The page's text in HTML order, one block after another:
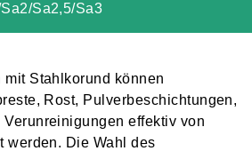
Sa2,5/Sa3
mit Stahlkorund können
Rost, Pulverbeschichtungen,
effektiv von
werden. Die Wahl des